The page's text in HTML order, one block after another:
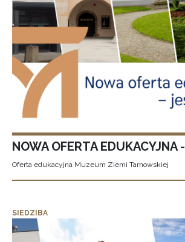
NOWA OFERTA EDUKACYJNA
Oferta edukacyjna Muzeum Ziemi Tarnowskiej
SIEDZIBA